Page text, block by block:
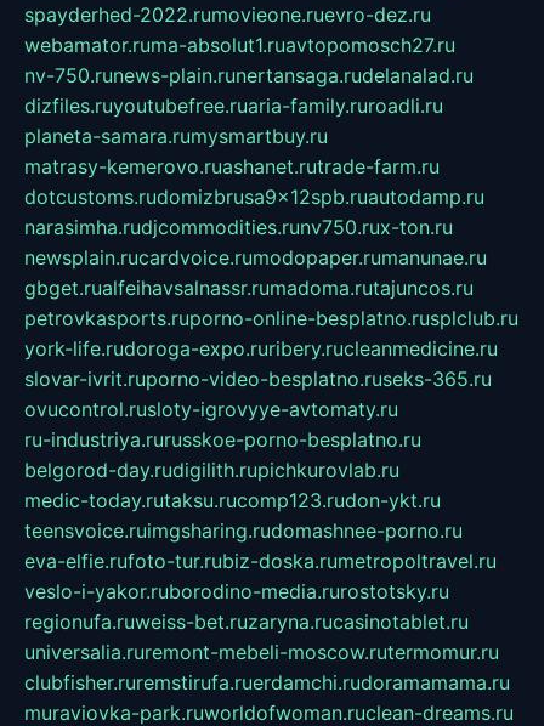
spayderhed-2022.rumovieone.ruevro-dez.ru
webamator.ruma-absolut1.ruavtopomosch27.ru
nv-750.runews-plain.runertansaga.rudelanalad.ru
dizfiles.ruyoutubefree.ruaria-family.ruroadli.ru
planeta-samara.rumysmartbuy.ru
matrasy-kemerovo.ruashanet.rutrade-farm.ru
dotcustoms.rudomizbrusa9x12spb.ruautodamp.ru
narasimha.rudjcommodities.runv750.rux-ton.ru
newsplain.rucardvoice.rumodopaper.rumanunae.ru
gbget.rualfeihavsalnassr.rumadoma.rutajuncos.ru
petrovkasports.ruporno-online-besplatno.rusplclub.ru
york-life.rudoroga-expo.ruribery.rucleanmedicine.ru
slovar-ivrit.ruporno-video-besplatno.ruseks-365.ru
ovucontrol.rusloty-igrovyye-avtomaty.ru
ru-industriya.rurusskoe-porno-besplatno.ru
belgorod-day.rudigilith.rupichkurovlab.ru
medic-today.rutaksu.rucomp123.rudon-ykt.ru
teensvoice.ruimgsharing.rudomashnee-porno.ru
eva-elfie.rufoto-tur.rubiz-doska.rumetropoltravel.ru
veslo-i-yakor.ruborodino-media.rurostotsky.ru
regionufa.ruweiss-bet.ruzaryna.rucasinotablet.ru
universalia.ruremont-mebeli-moscow.rutermomur.ru
clubfisher.ruremstirufa.ruerdamchi.rudoramamama.ru
muraviovka-park.ruworldofwoman.ruclean-dreams.ru